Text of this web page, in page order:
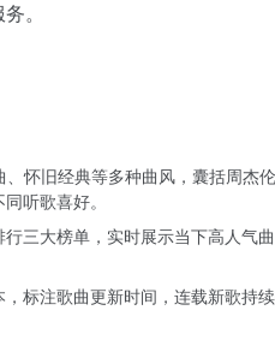
。
怀旧经典等多种曲风，囊括周杰
听歌喜好。
三大榜单，实时展示当下高人气
标注歌曲更新时间，连载新歌持